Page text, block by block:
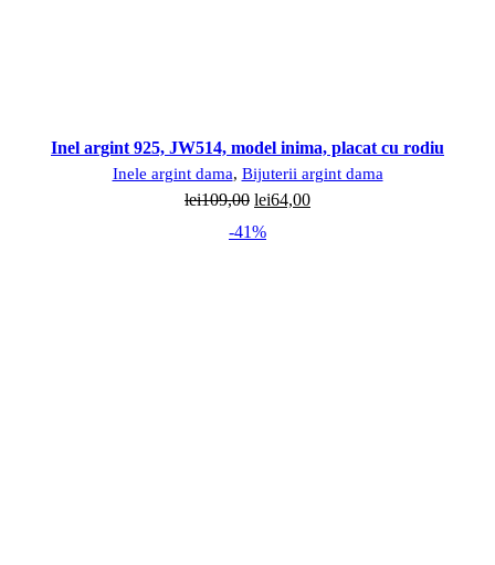
Inel argint 925, JW514, model inima, placat cu rodiu
Inele argint dama, Bijuterii argint dama
lei109,00 Prețul
a
lei64,00Prețul
-41%